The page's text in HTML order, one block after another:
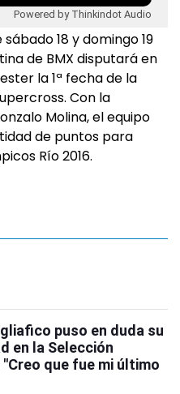
Powered by Thinkindot Audio
18 y domingo 19
de BMX disputará en
la 1ª fecha de la
Con la
Molina, el equipo
de puntos para
Río 2016.
puso en duda su
en la Selección
que fue mi último